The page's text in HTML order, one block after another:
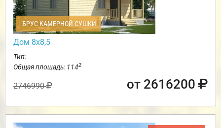
БРУС КАМЕРНОЙ СУШКИ
Дом 8х8,5
Тип:
Общая площадь: 1142
2746990 от 2616200